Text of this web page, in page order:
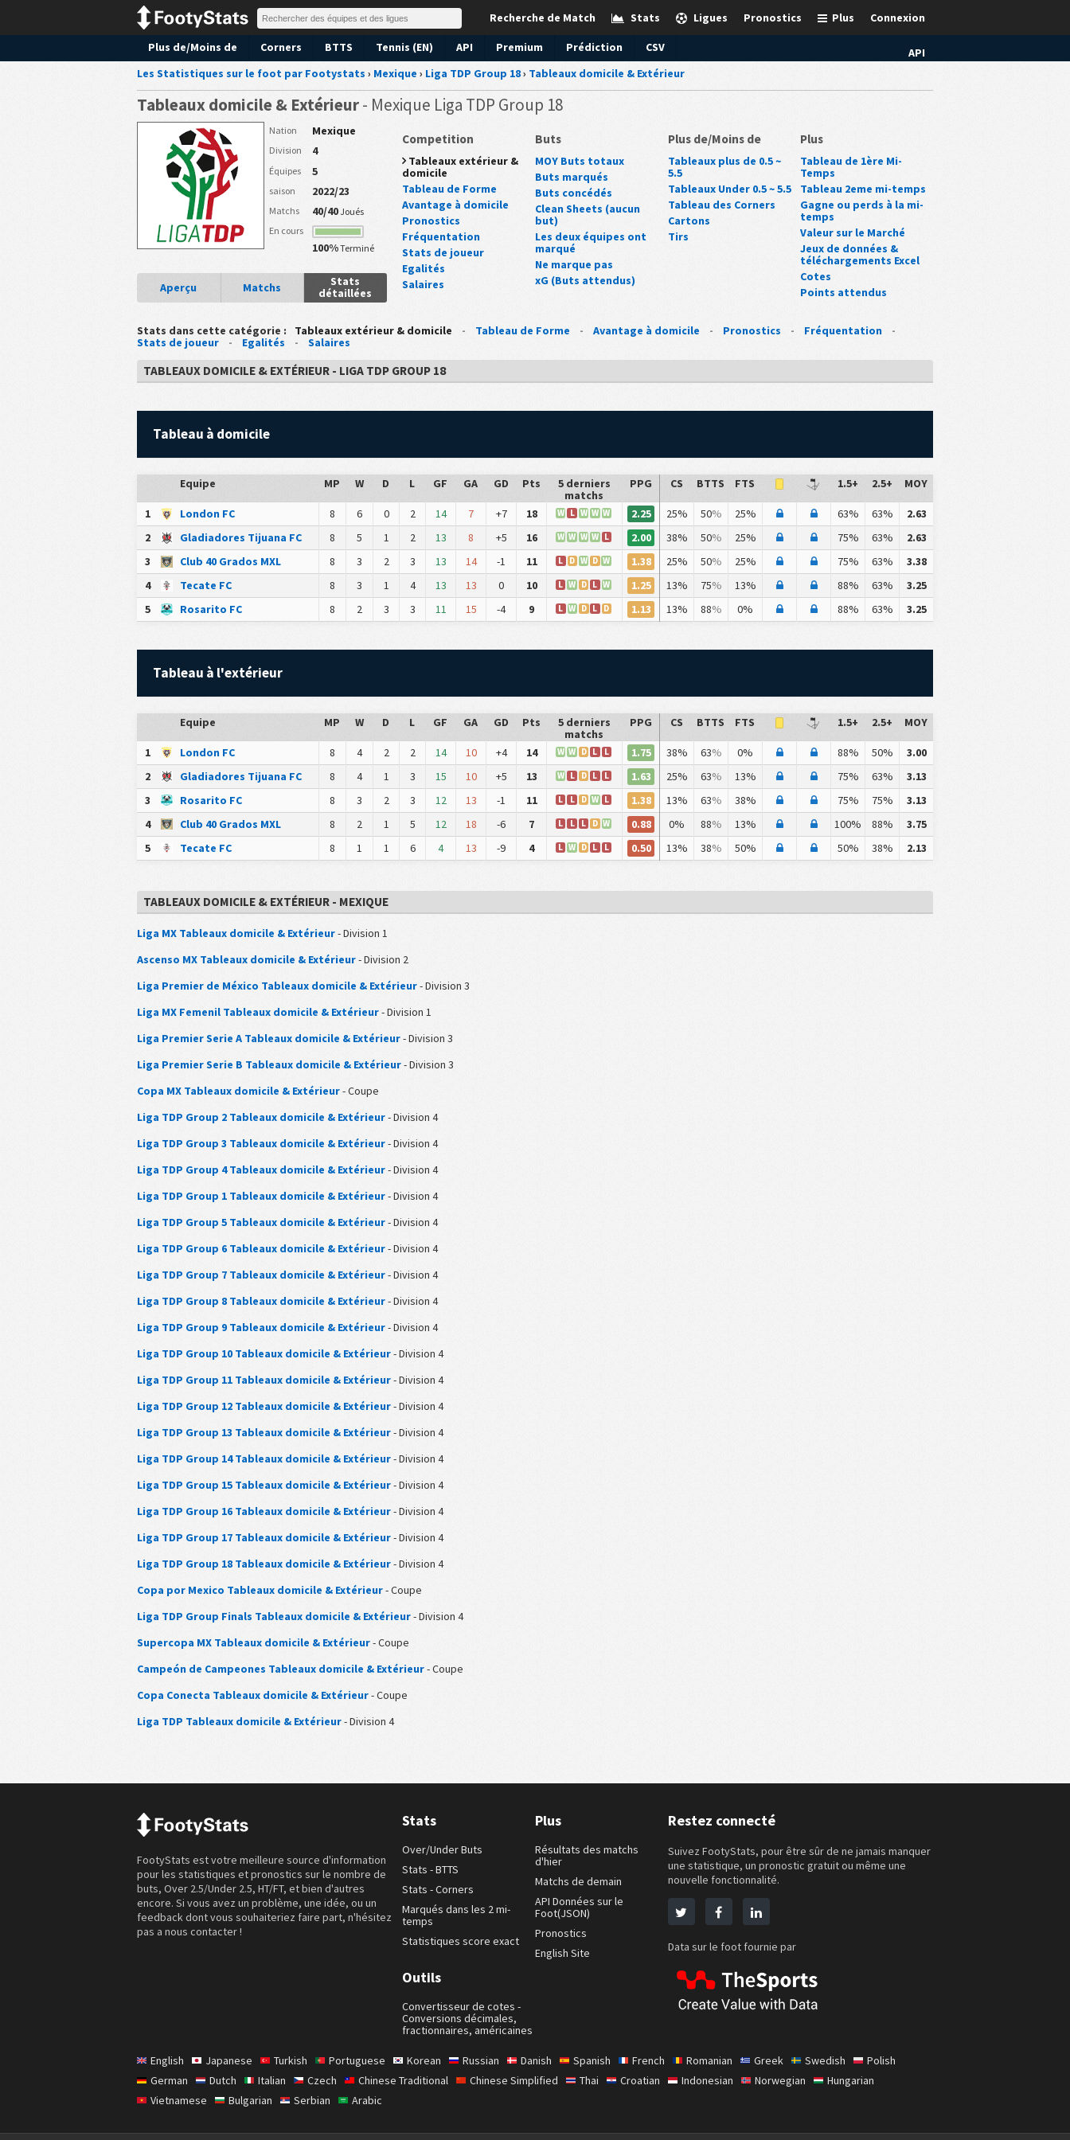
Connexion
Plus
Pronostics
Ligues
Stats
Recherche de Match
API
Plus de/Moins de Corners BTTS Tennis (EN) API Premium Prédiction
CSV
Les Statistiques sur le foot par Footystats › Mexique › Liga TDP Group 18› Tableaux domicile & Extérieur
Tableaux domicile & Extérieur- Mexique Liga TDP Group 18
Nation Mexique
Division 4
Équipes 5
saison 2022/23
Matchs 40/40Joués
En cours
100%Terminé
Aperçu Matchs
Stats
détaillées
Competition
Tableaux extérieur &
domicile
Tableau de Forme
Avantage à domicile
Pronostics
Fréquentation
Stats de joueur
Egalités
Salaires
Buts
MOY Buts totaux
Buts marqués
Buts concédés
Clean Sheets (aucun
but)
Les deux équipes ont
marqué
Ne marque pas
xG (Buts attendus)
Plus de/Moins de
Tableaux plus de 0.5 ~
5.5
Tableaux Under 0.5 ~ 5.5
Tableau des Corners
Cartons
Tirs
Plus
Tableau de 1ère Mi-
Temps
Tableau 2eme mi-temps
Gagne ou perds à la mi-
temps
Valeur sur le Marché
Jeux de données &
téléchargements Excel
Cotes
Points attendus
Stats dans cette catégorie : Tableaux extérieur & domicile - Tableau de Forme - Avantage à domicile - Pronostics - Fréquentation -
Stats de joueur - Egalités - Salaires
TABLEAUX DOMICILE & EXTÉRIEUR - LIGA TDP GROUP 18
Tableau à domicile
Equipe MP W D L GF GA GD Pts
5 derniers
matchs
PPG CS BTTS FTS 1.5+ 2.5+ MOY
1 London FC 8 6 0 2 14 7 +7 18 W L W W W 2.25 25% 50% 25% 63% 63%
2.63
2
Gladiadores Tijuana FC 8 5 1 2 13 8 +5 16 W W W W L 2.00 38% 50% 25% 75% 63%
2.63
3
Club 40 Grados MXL 8 3 2 3 13 14 -1 11 L D W D W 1.38 25% 50% 25% 75% 63%
3.38
4
Tecate FC 8 3 1 4 13 13 0 10 L W D L W 1.25 13% 75% 13% 88% 63%
3.25
5
Rosarito FC 8 2 3 3 11 15 -4 9 L W D L D 1.13 13% 88% 0% 88% 63% 3.25
Tableau à l'extérieur
Equipe MP W D L GF GA GD Pts
5 derniers
matchs
PPG CS BTTS FTS 1.5+ 2.5+ MOY
1 London FC 8 4 2 2 14 10 +4 14 W W D L L 1.75 38% 63% 0% 88% 50%
3.00
2
Gladiadores Tijuana FC 8 4 1 3 15 10 +5 13 W L D L L 1.63 25% 63% 13% 75% 63%
3.13
3
Rosarito FC 8 3 2 3 12 13 -1 11 L L D W L 1.38 13% 63% 38% 75% 75%
3.13
4
Club 40 Grados MXL 8 2 1 5 12 18 -6 7 L L L D W 0.88 0% 88% 13% 100% 88%
3.75
5
Tecate FC 8 1 1 6 4 13 -9 4 L W D L L 0.50 13% 38% 50% 50% 38% 2.13
TABLEAUX DOMICILE & EXTÉRIEUR - MEXIQUE
Liga MX Tableaux domicile & Extérieur- Division 1
Ascenso MX Tableaux domicile & Extérieur- Division 2
Liga Premier de México Tableaux domicile & Extérieur- Division 3
Liga MX Femenil Tableaux domicile & Extérieur- Division 1
Liga Premier Serie A Tableaux domicile & Extérieur- Division 3
Liga Premier Serie B Tableaux domicile & Extérieur- Division 3
Copa MX Tableaux domicile & Extérieur- Coupe
Liga TDP Group 2 Tableaux domicile & Extérieur- Division 4
Liga TDP Group 3 Tableaux domicile & Extérieur- Division 4
Liga TDP Group 4 Tableaux domicile & Extérieur- Division 4
Liga TDP Group 1 Tableaux domicile & Extérieur- Division 4
Liga TDP Group 5 Tableaux domicile & Extérieur- Division 4
Liga TDP Group 6 Tableaux domicile & Extérieur- Division 4
Liga TDP Group 7 Tableaux domicile & Extérieur- Division 4
Liga TDP Group 8 Tableaux domicile & Extérieur- Division 4
Liga TDP Group 9 Tableaux domicile & Extérieur- Division 4
Liga TDP Group 10 Tableaux domicile & Extérieur- Division 4
Liga TDP Group 11 Tableaux domicile & Extérieur- Division 4
Liga TDP Group 12 Tableaux domicile & Extérieur- Division 4
Liga TDP Group 13 Tableaux domicile & Extérieur- Division 4
Liga TDP Group 14 Tableaux domicile & Extérieur- Division 4
Liga TDP Group 15 Tableaux domicile & Extérieur- Division 4
Liga TDP Group 16 Tableaux domicile & Extérieur- Division 4
Liga TDP Group 17 Tableaux domicile & Extérieur- Division 4
Liga TDP Group 18 Tableaux domicile & Extérieur- Division 4
Copa por Mexico Tableaux domicile & Extérieur- Coupe
Liga TDP Group Finals Tableaux domicile & Extérieur- Division 4
Supercopa MX Tableaux domicile & Extérieur- Coupe
Campeón de Campeones Tableaux domicile & Extérieur- Coupe
Copa Conecta Tableaux domicile & Extérieur- Coupe
Liga TDP Tableaux domicile & Extérieur- Division 4
FootyStats est votre meilleure source d'information
pour les statistiques et pronostics sur le nombre de
buts, Over 2.5/Under 2.5, HT/FT, et bien d'autres
encore. Si vous avez un problème, une idée, ou un
feedback dont vous souhaiteriez faire part, n'hésitez
pas a nous contacter !
Stats
Over/Under Buts
Stats - BTTS
Stats - Corners
Marqués dans les 2 mi-
temps
Statistiques score exact
Outils
Convertisseur de cotes -
Conversions décimales,
fractionnaires, américaines
Plus
Résultats des matchs
d'hier
Matchs de demain
API Données sur le
Foot(JSON)
Pronostics
English Site
Restez connecté
Suivez FootyStats, pour être sûr de ne jamais manquer
une statistique, un pronostic gratuit ou même une
nouvelle fonctionnalité.
Data sur le foot fournie par
English Japanese Turkish Portuguese Korean Russian Danish Spanish French Romanian Greek Swedish
Polish
German
Dutch Italian Czech Chinese Traditional Chinese Simplified Thai Croatian Indonesian Norwegian
Hungarian
Vietnamese
Bulgarian Serbian Arabic